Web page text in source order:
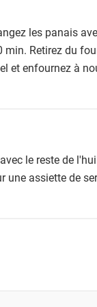
les panais
Retirez du
et enfournez à
le reste de
une assiette de